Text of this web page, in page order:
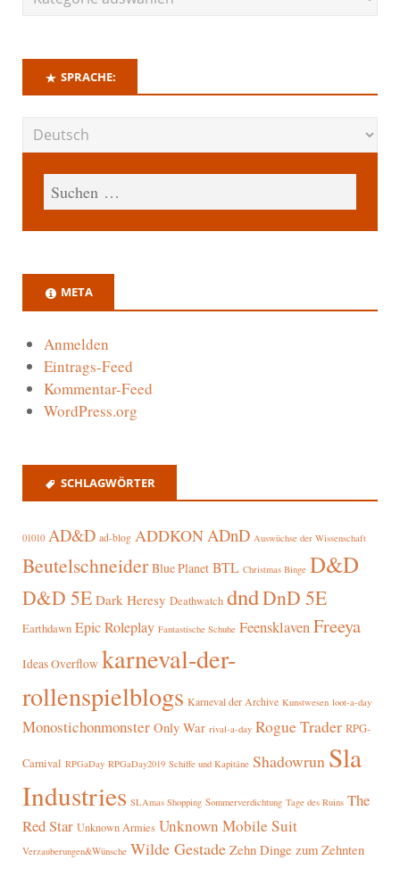
SPRACHE:
META
Anmelden
Eintrags-Feed
Kommentar-Feed
WordPress.org
SCHLAGWÖRTER
01010 AD&D ad-blog ADDKONADnD Auswüchse der Wissenschaft
Beutelschneider Blue Planet BTL Christmas Binge D&D
D&D 5E Dark Heresy Deathwatch dndDnD 5E
Earthdawn Epic Roleplay Fantastische Schuhe FeensklavenFreeya
Ideas Overflow karneval-der-
rollenspielblogs Karneval der Archive Kunstwesen loot-a-day
Monostichonmonster Only War rival-a-day Rogue Trader RPG-
Carnival RPGaDay RPGaDay2019 Schiffe und Kapitäne Shadowrun Sla
Industries SLAmas Shopping Sommerverdichtung Tage des Ruins The
Red Star Unknown Armies Unknown Mobile Suit
Verzauberungen&Wünsche Wilde Gestade Zehn Dinge zum Zehnten